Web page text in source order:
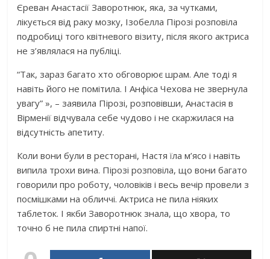
Єреван Анастасії Заворотнюк, яка, за чутками,
лікується від раку мозку, Ізобелла Пірозі розповіла
подробиці того квітневого візиту, після якого актриса
не з’являлася на публіці.
“Так, зараз багато хто обговорює шрам. Але тоді я
навіть його не помітила. І Анфіса Чехова не звернула
увагу” », – заявила Пірозі, розповівши, Анастасія в
Вірменії відчувала себе чудово і не скаржилася на
відсутність апетиту.
Коли вони були в ресторані, Настя їла м’ясо і навіть
випила трохи вина. Пірозі розповіла, що вони багато
говорили про роботу, чоловіків і весь вечір провели з
посмішками на обличчі. Актриса не пила ніяких
таблеток. І якби Заворотнюк знала, що хвора, то
точно б не пила спиртні напої.